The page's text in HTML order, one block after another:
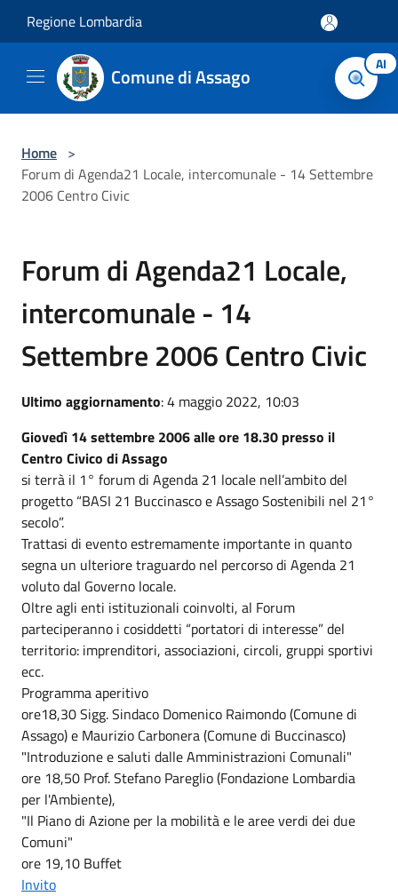
Regione Lombardia
Comune di Assago AI
Home >
Forum di Agenda21 Locale, intercomunale - 14 Settembre
2006 Centro Civic
Forum di Agenda21 Locale,
intercomunale - 14
Settembre 2006 Centro Civic
Ultimo aggiornamento: 4 maggio 2022, 10:03
Giovedì 14 settembre 2006 alle ore 18.30 presso il
Centro Civico di Assago
si terrà il 1° forum di Agenda 21 locale nell’ambito del
progetto “BASI 21 Buccinasco e Assago Sostenibili nel 21°
secolo”.
Trattasi di evento estremamente importante in quanto
segna un ulteriore traguardo nel percorso di Agenda 21
voluto dal Governo locale.
Oltre agli enti istituzionali coinvolti, al Forum
parteciperanno i cosiddetti “portatori di interesse” del
territorio: imprenditori, associazioni, circoli, gruppi sportivi
ecc.
Programma aperitivo
ore18,30 Sigg. Sindaco Domenico Raimondo (Comune di
Assago) e Maurizio Carbonera (Comune di Buccinasco)
"Introduzione e saluti dalle Amministrazioni Comunali"
ore 18,50 Prof. Stefano Pareglio (Fondazione Lombardia
per l'Ambiente),
"Il Piano di Azione per la mobilità e le aree verdi dei due
Comuni"
ore 19,10 Buffet
Invito